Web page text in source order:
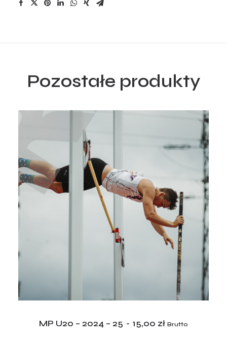
Pozostałe produkty
ADD TO CART
MP U20 – 2024 – 25 15,00 zł Brutto